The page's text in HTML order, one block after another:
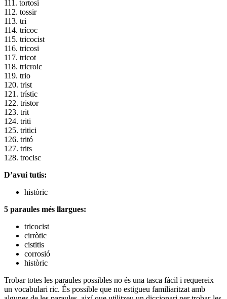
111. tortosí
112. tossir
113. tri
114. trícoc
115. tricocist
116. tricosi
117. tricot
118. tricroic
119. trio
120. trist
121. trístic
122. tristor
123. trit
124. triti
125. tritici
126. tritó
127. trits
128. trocisc
D’avui tutis:
històric
5 paraules més llargues:
tricocist
cirròtic
cistitis
corrosió
històric
Trobar totes les paraules possibles no és una tasca fàcil i requereix
un vocabulari ric. És possible que no estigueu familiaritzat amb